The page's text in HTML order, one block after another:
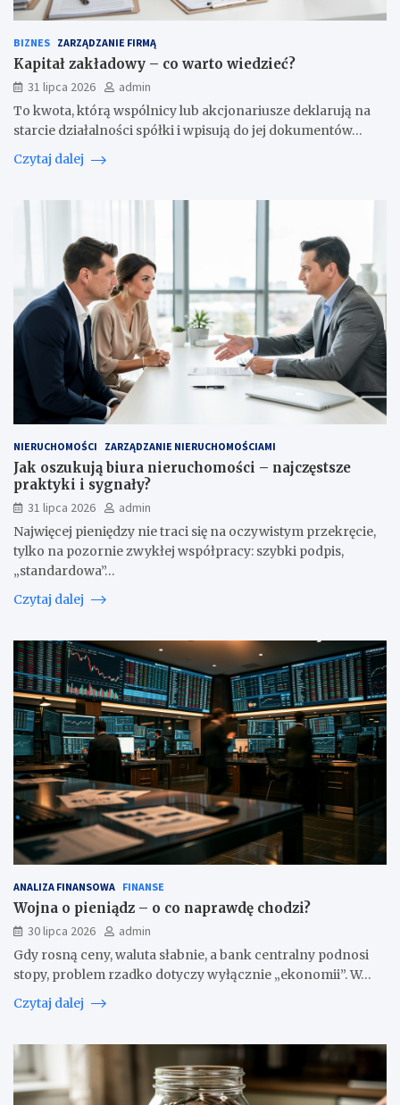
BIZNES ZARZĄDZANIE FIRMĄ
Kapitał zakładowy – co warto wiedzieć?
31 lipca 2026
admin
To kwota, którą wspólnicy lub akcjonariusze deklarują na
starcie działalności spółki i wpisują do jej dokumentów…
Czytaj dalej
NIERUCHOMOŚCI ZARZĄDZANIE NIERUCHOMOŚCIAMI
Jak oszukują biura nieruchomości – najczęstsze
praktyki i sygnały?
31 lipca 2026
admin
Najwięcej pieniędzy nie traci się na oczywistym przekręcie,
tylko na pozornie zwykłej współpracy: szybki podpis,
„standardowa”…
Czytaj dalej
ANALIZA FINANSOWA FINANSE
Wojna o pieniądz – o co naprawdę chodzi?
30 lipca 2026
admin
Gdy rosną ceny, waluta słabnie, a bank centralny podnosi
stopy, problem rzadko dotyczy wyłącznie „ekonomii”. W…
Czytaj dalej